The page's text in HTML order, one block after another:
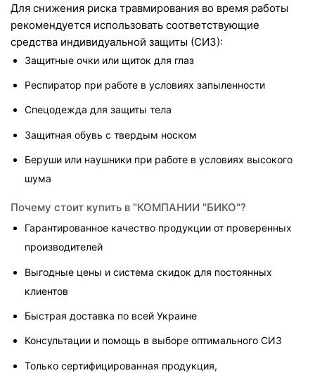
Для снижения риска травмирования во время работы
рекомендуется использовать соответствующие
средства индивидуальной защиты (СИЗ):
Защитные очки или щиток для глаз
Респиратор при работе в условиях запыленности
Спецодежда для защиты тела
Защитная обувь с твердым носком
Беруши или наушники при работе в условиях высокого
шума
Почему стоит купить в "КОМПАНИИ "БИКО"?
Гарантированное качество продукции от проверенных
производителей
Выгодные цены и система скидок для постоянных
клиентов
Быстрая доставка по всей Украине
Консультации и помощь в выборе оптимального СИЗ
Только сертифицированная продукция,